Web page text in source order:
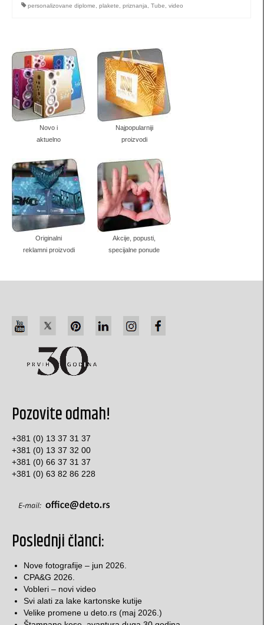
Specijalne koverte
Kutije za postere i plakate
papirne čaše
futrole za diplome
kutije za prirodni sapun
trouglaste kutije
dugački pillow box
Kutije za sveće
štancovane kutije-kese
Ambalaža za rakiju
nalepnice, etikete, omoti
okrugle / elipsoidne nalepnice
Etikete za rakiju i vino
Specijalne nalepnice
deklaracije
Omoti
Papir za pakovanje, stikeri…
Klasične kartonske kutije
personalizovane diplome plakete priznanja Tube video
Novo i
aktuelno
Najpopularniji
proizvodi
Originalni
reklamni proizvodi
Akcije, popusti,
specijalne ponude
Pozovite odmah!
+381 (0) 13 37 31 37
+381 (0) 13 37 32 00
+381 (0) 66 37 31 37
+381 (0) 63 82 86 228
Poslednji članci:
Nove fotografije – jun 2026.
CPA&G 2026.
Vobleri – novi video
Svi alati za lake kartonske kutije
Velike promene u deto.rs (maj 2026.)